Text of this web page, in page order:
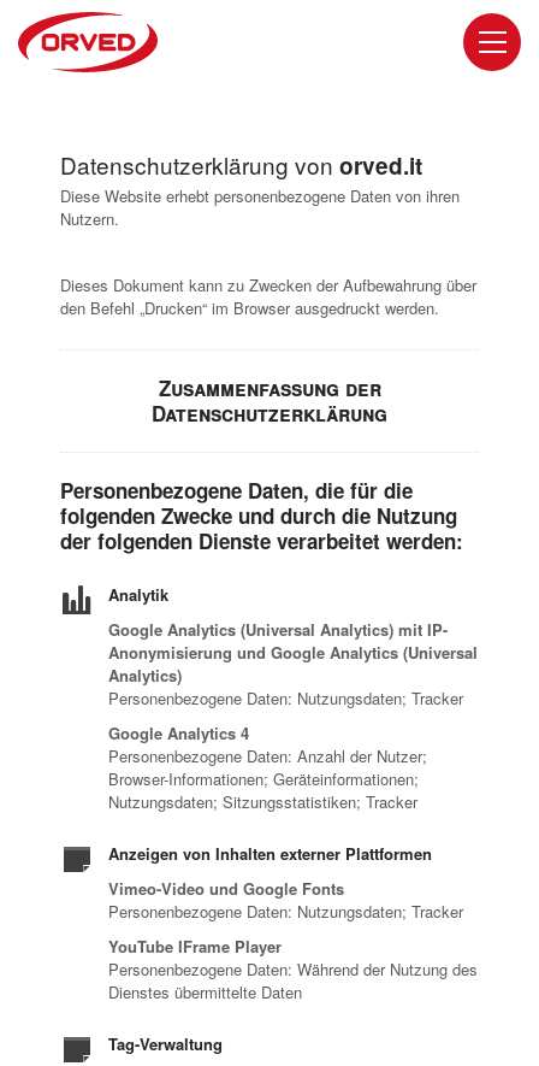
Logo Orved mobile
menu
Datenschutzerklärung von orved.it
Diese Website erhebt personenbezogene Daten von ihren
Nutzern.
Dieses Dokument kann zu Zwecken der Aufbewahrung über
den Befehl „Drucken“ im Browser ausgedruckt werden.
Zusammenfassung der
Datenschutzerklärung
Personenbezogene Daten, die für die
folgenden Zwecke und durch die Nutzung
der folgenden Dienste verarbeitet werden:
Analytik
Google Analytics (Universal Analytics) mit IP-
Anonymisierung und Google Analytics (Universal
Analytics)
Personenbezogene Daten: Nutzungsdaten; Tracker
Google Analytics 4
Personenbezogene Daten: Anzahl der Nutzer;
Browser-Informationen; Geräteinformationen;
Nutzungsdaten; Sitzungsstatistiken; Tracker
Anzeigen von Inhalten externer Plattformen
Vimeo-Video und Google Fonts
Personenbezogene Daten: Nutzungsdaten; Tracker
YouTube IFrame Player
Personenbezogene Daten: Während der Nutzung des
Dienstes übermittelte Daten
Tag-Verwaltung